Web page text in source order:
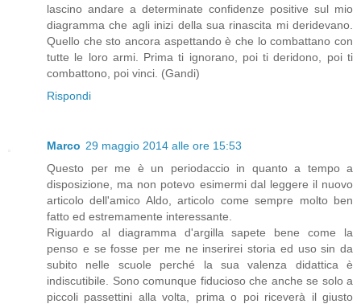
lascino andare a determinate confidenze positive sul mio
diagramma che agli inizi della sua rinascita mi deridevano.
Quello che sto ancora aspettando è che lo combattano con
tutte le loro armi. Prima ti ignorano, poi ti deridono, poi ti
combattono, poi vinci. (Gandi)
Rispondi
Marco 29 maggio 2014 alle ore 15:53
Questo per me è un periodaccio in quanto a tempo a
disposizione, ma non potevo esimermi dal leggere il nuovo
articolo dell'amico Aldo, articolo come sempre molto ben
fatto ed estremamente interessante.
Riguardo al diagramma d'argilla sapete bene come la
penso e se fosse per me ne inserirei storia ed uso sin da
subito nelle scuole perché la sua valenza didattica è
indiscutibile. Sono comunque fiducioso che anche se solo a
piccoli passettini alla volta, prima o poi riceverà il giusto